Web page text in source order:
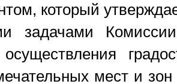
который
задачами
мест и